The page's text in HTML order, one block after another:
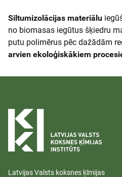
Siltumizolācijas materiālu
no biomasas iegūtus šķiedru
putu polimērus pēc dažādām
arvien ekoloģiskākiem
Latvijas Valsts koksnes ķīmijas